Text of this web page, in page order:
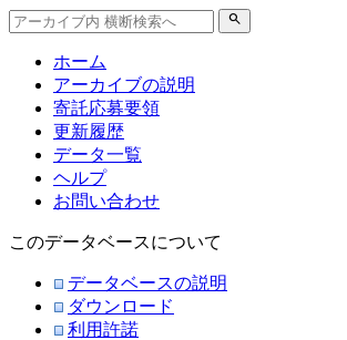
search
ホーム
アーカイブの説明
寄託応募要領
更新履歴
データ一覧
ヘルプ
お問い合わせ
このデータベースについて
データベースの説明
ダウンロード
利用許諾